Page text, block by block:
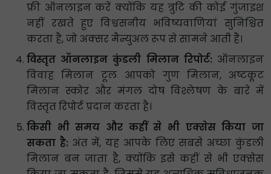
फ्री ऑनलाइन करें क्योंकि यह त्रुटि की कोई गुंजाइश
नहीं रखते हुए विश्वसनीय भविष्यवाणियां सुनिश्चित
करता है, जो अक्सर मैन्युअल रूप से सामने आती हैं।
विस्तृत ऑनलाइन कुंडली मिलान रिपोर्ट: ऑनलाइन
विवाह मिलान टूल आपको गुण मिलान, अष्टकूट
मिलान स्कोर और मंगल दोष विश्लेषण के बारे में
विस्तृत रिपोर्ट प्रदान करता है।
किसी भी समय और कहीं से भी एक्सेस किया जा
सकता है: अंत में, यह आपके लिए सबसे अच्छा कुंडली
मिलान बन जाता है, क्योंकि इसे कहीं से भी एक्सेस